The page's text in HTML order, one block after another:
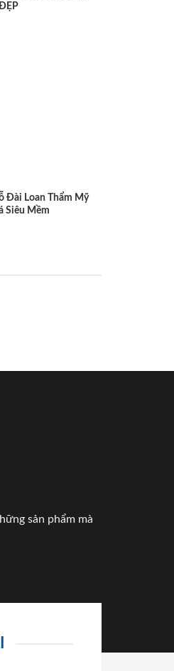
Đài Loan Thẩm Mỹ
Siêu Mềm
sản phẩm mà